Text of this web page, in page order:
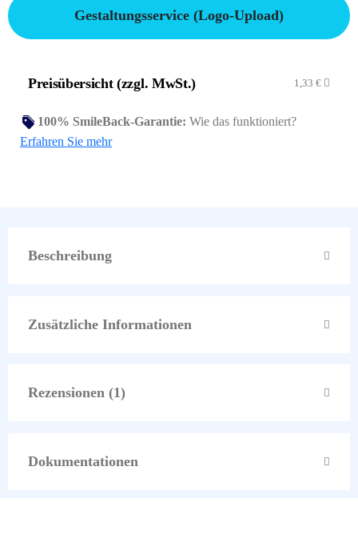
Gestaltungsservice (Logo-Upload)
Preisübersicht (zzgl. MwSt.) 1,33 €
100% SmileBack-Garantie: Wie das funktioniert?
Erfahren Sie mehr
Beschreibung
Zusätzliche Informationen
Rezensionen (1)
Dokumentationen